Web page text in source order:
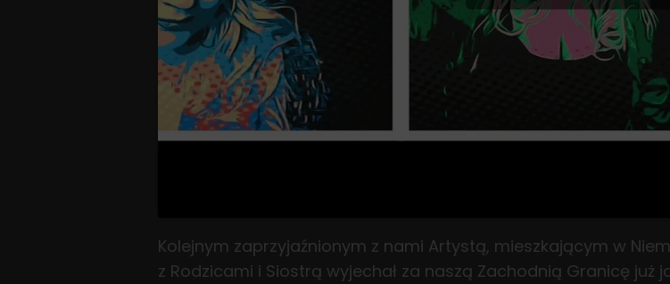
Kolejnym zaprzyjaźnionym z nami Artystą, mieszkającym w
z Rodzicami i Siostrą wyjechał za naszą Zachodnią Granicę już